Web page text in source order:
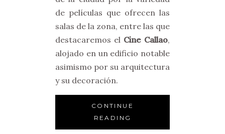
de películas que ofrecen las
salas de la zona, entre las que
destacaremos el Cine Callao,
alojado en un edificio notable
asimismo por su arquitectura
y su decoración.
CONTINUE
READING